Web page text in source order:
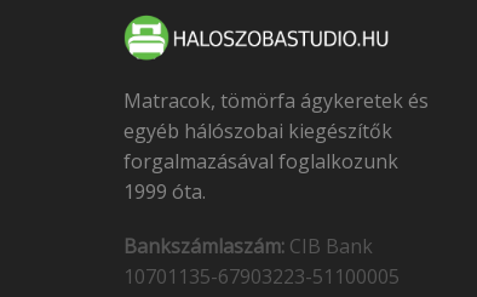
Matracok, tömörfa ágykeretek és
egyéb hálószobai kiegészítők
forgalmazásával foglalkozunk
1999 óta.
Bankszámlaszám: CIB Bank
10701135-67903223-51100005